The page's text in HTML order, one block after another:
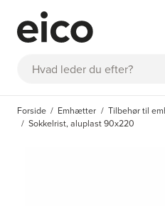
Søg
Forside Emhætter Tilbehør til
Sokkelrist, aluplast 90x220